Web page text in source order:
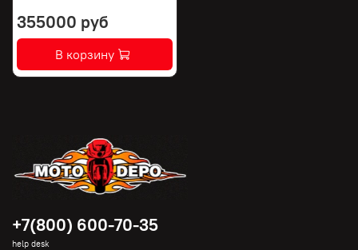
355000 руб
В корзину
+7(800) 600-70-35
help desk